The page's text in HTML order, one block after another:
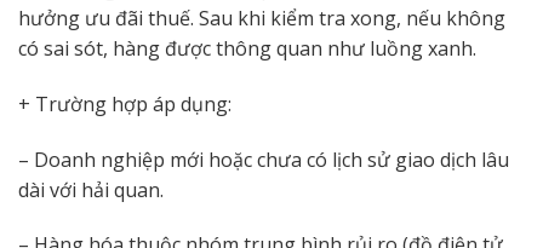
hưởng ưu đãi thuế. Sau khi kiểm tra xong, nếu không
có sai sót, hàng được thông quan như luồng xanh.
+ Trường hợp áp dụng:
– Doanh nghiệp mới hoặc chưa có lịch sử giao dịch lâu
dài với hải quan.